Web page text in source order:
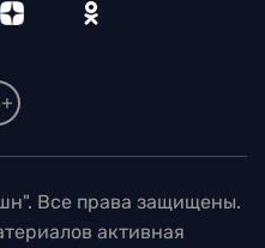
Все права защищены.
активная